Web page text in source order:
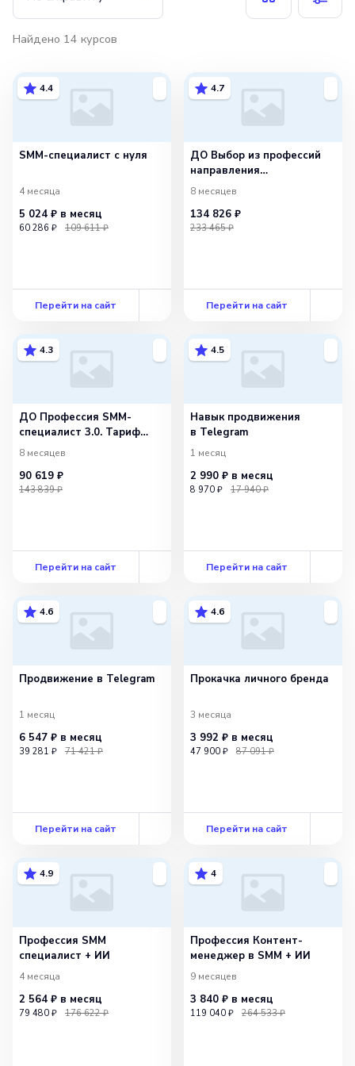
Найдено 14 курсов
4.4
SMM-специалист с нуля
4 месяца
5 024 ₽ в месяц
60 286 ₽ 109 611 ₽
Перейти на сайт
4.7
ДО Выбор из профессий
направления
«Маркетолог». Базовый
8 месяцев
134 826 ₽
233 465 ₽
Перейти на сайт
4.3
ДО Профессия SMM-
специалист 3.0. Тариф
Фрилансер
8 месяцев
90 619 ₽
143 839 ₽
Перейти на сайт
4.5
Навык продвижения
в Telegram
1 месяц
2 990 ₽ в месяц
8 970 ₽ 17 940 ₽
Перейти на сайт
4.6
Продвижение в Telegram
1 месяц
6 547 ₽ в месяц
39 281 ₽ 71 421 ₽
Перейти на сайт
4.6
Прокачка личного бренда
3 месяца
3 992 ₽ в месяц
47 900 ₽ 87 091 ₽
Перейти на сайт
4.9
Профессия SMM
специалист + ИИ
4 месяца
2 564 ₽ в месяц
79 480 ₽ 176 622 ₽
4
Профессия Контент-
менеджер в SMM + ИИ
9 месяцев
3 840 ₽ в месяц
119 040 ₽ 264 533 ₽